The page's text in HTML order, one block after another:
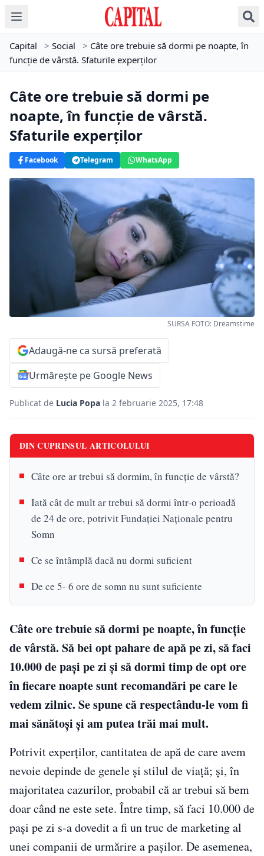
Capital > Social > Câte ore trebuie să dormi pe noapte, în
funcție de vârstă. Sfaturile experților
Câte ore trebuie să dormi pe
noapte, în funcție de vârstă.
Sfaturile experților
Facebook Telegram WhatsApp
SURSA FOTO: Dreamstime
Adaugă-ne ca sursă preferată
Urmărește pe Google News
Publicat de Lucia Popa la 2 februarie 2025, 17:48
DIN CUPRINSUL ARTICOLULUI
Câte ore ar trebui să dormim, în funcție de vârstă?
Iată cât de mult ar trebui să dormi într-o perioadă
de 24 de ore, potrivit Fundației Naționale pentru
Somn
Ce se întâmplă dacă nu dormi suficient
De ce 5- 6 ore de somn nu sunt suficiente
Câte ore trebuie să dormi pe noapte, în funcție
de vârstă. Să bei opt pahare de apă pe zi, să faci
10.000 de pași pe zi și să dormi timp de opt ore
în fiecare noapte sunt recomandări pe care le
vedem zilnic. Se spune că respectându-le vom fi
mai sănătoși și am putea trăi mai mult.
Potrivit experților, cantitatea de apă de care avem
nevoie depinde de genele și stilul de viață; și, în
majoritatea cazurilor, probabil că ar trebui să bem
doar când ne este sete. Între timp, să faci 10.000 de
pași pe zi s-a dovedit a fi un truc de marketing al
unei companii de urmărire a pașilor. De asemenea,